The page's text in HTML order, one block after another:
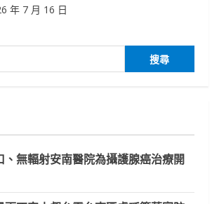
年 7 月 16 日
、無輻射安南醫院為攝護腺癌治療開